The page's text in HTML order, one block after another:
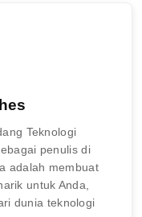
Teknologi
penulis di
adalah membuat
untuk Anda,
dunia teknologi